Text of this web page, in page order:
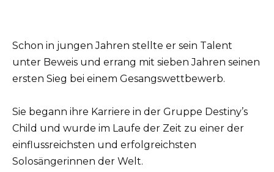
Schon in jungen Jahren stellte er sein Talent
unter Beweis und errang mit sieben Jahren seinen
ersten Sieg bei einem Gesangswettbewerb.
Sie begann ihre Karriere in der Gruppe Destiny’s
Child und wurde im Laufe der Zeit zu einer der
einflussreichsten und erfolgreichsten
Solosängerinnen der Welt.